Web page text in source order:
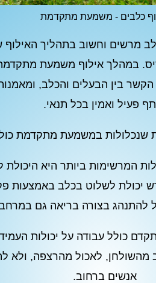
כלבים - משמעת מתקדמת
מרשים וחשוב בתהליך האילוף
במהלך אילוף משמעת
הקשר בין הבעלים והכלב,
פעיל ואמין בכל תנאי.
שנכלולות במשמעת מתקדמת
המרשימות ביותר היא
יכולת לשלוט בכלב באמצעות
להתנהג בצורה בריאה גם במרחב
כולל עבודה על יכולות
לאכול מהרצפה, ולא
אנשים ברחוב.